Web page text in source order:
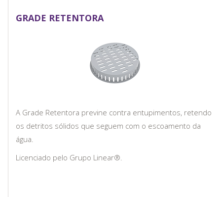
GRADE RETENTORA
A Grade Retentora previne contra entupimentos, retendo
os detritos sólidos que seguem com o escoamento da
água.
Licenciado pelo Grupo Linear®.